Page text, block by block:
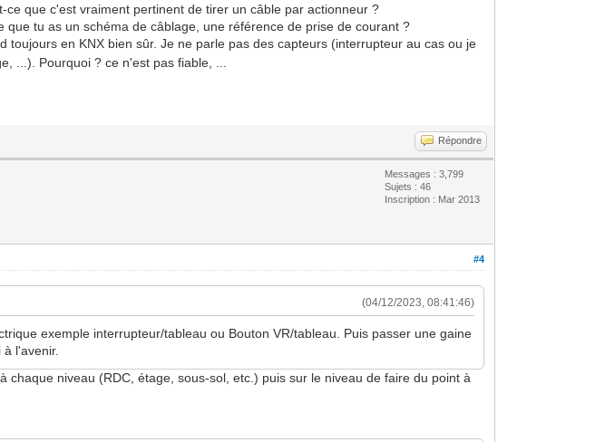
que c'est vraiment pertinent de tirer un câble par actionneur ?
tu as un schéma de câblage, une référence de prise de courant ?
toujours en KNX bien sûr. Je ne parle pas des capteurs (interrupteur au cas ou je
...). Pourquoi ? ce n'est pas fiable, ...
Répondre
Messages : 3,799
Sujets : 46
Inscription : Mar 2013
#4
(04/12/2023, 08:41:46)
exemple interrupteur/tableau ou Bouton VR/tableau. Puis passer une gaine
l'avenir.
niveau (RDC, étage, sous-sol, etc.) puis sur le niveau de faire du point à